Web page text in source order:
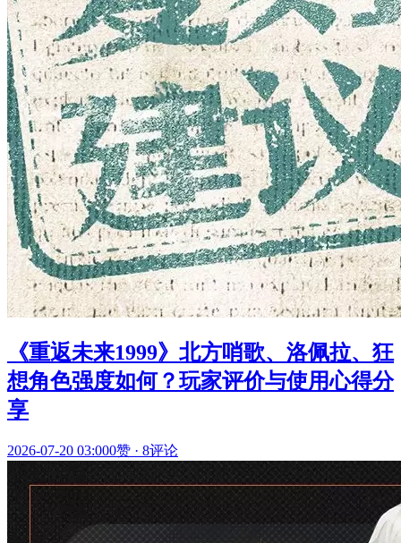
《重返未来1999》北方哨歌、洛佩拉、狂
想角色强度如何？玩家评价与使用心得分
享
2026-07-20 03:000赞 · 8评论